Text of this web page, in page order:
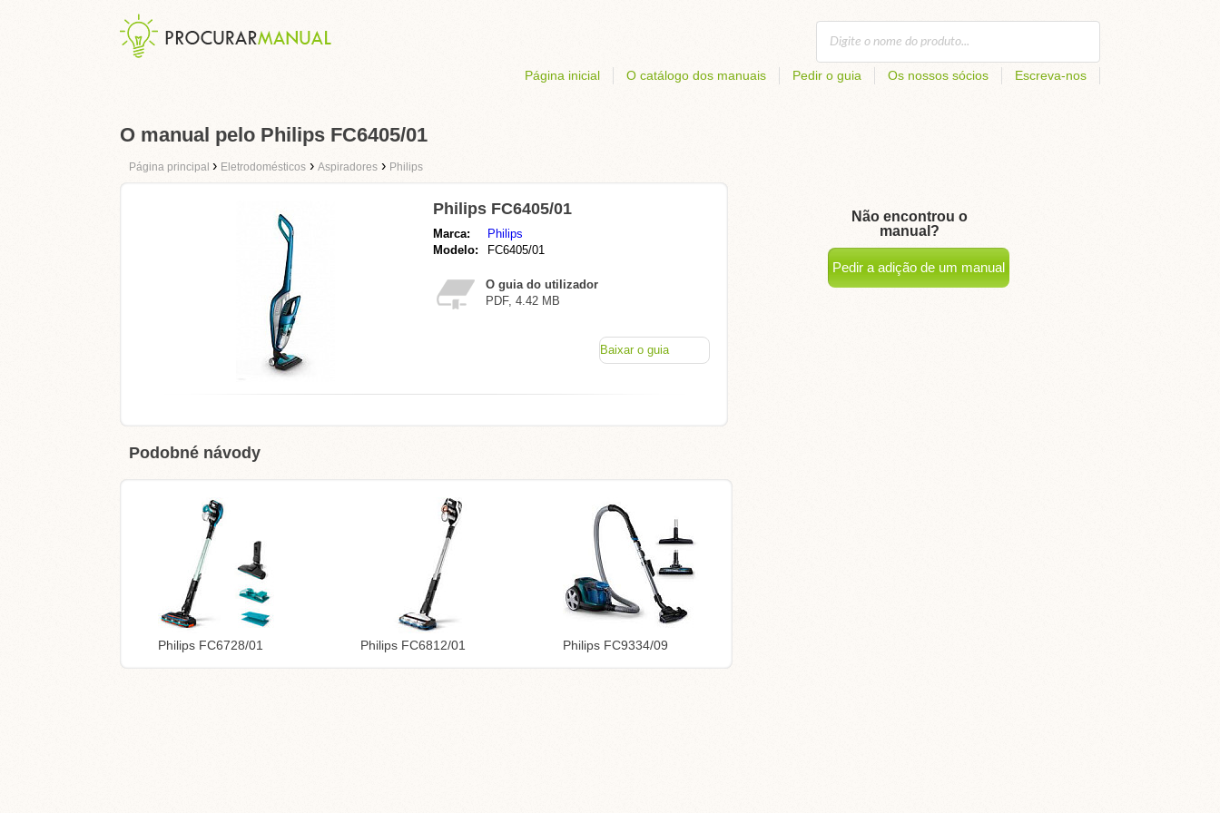
Página inicial O catálogo dos manuais Pedir o guia Os nossos sócios Escreva-nos
O manual pelo Philips FC6405/01
Página principal › Eletrodomésticos › Aspiradores › Philips
Philips FC6405/01
Marca:
Philips
Modelo:
FC6405/01
O guia do utilizador
PDF, 4.42 MB
Baixar o guia
Podobné návody
Philips FC6728/01 Philips FC6812/01 Philips FC9334/09
Não encontrou o
manual?
Pedir a adição de um manual